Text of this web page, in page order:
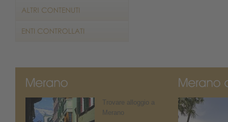
Trovare alloggio a
Merano